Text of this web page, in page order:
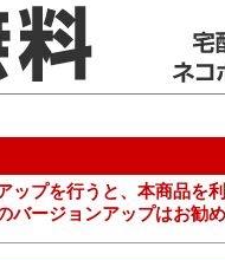
ップを行うと、本商品を
ージョンアップはお勧め